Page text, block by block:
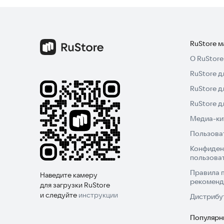
Наведите камеру
для загрузки RuStore
и следуйте инструкции
RuStore
О RuStore
RuStore
RuStore
RuStore
Медиа-
Правила